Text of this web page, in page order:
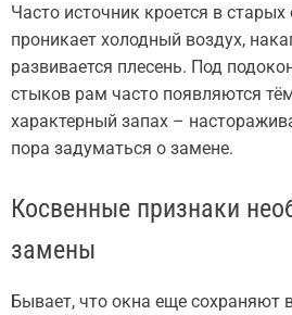
Часто источник кроется в
проникает холодный воздух,
развивается плесень. Под
стыков рам часто появляются
характерный запах –
пора задуматься о замене.
Косвенные признаки
замены
Бывает, что окна еще сохраняют